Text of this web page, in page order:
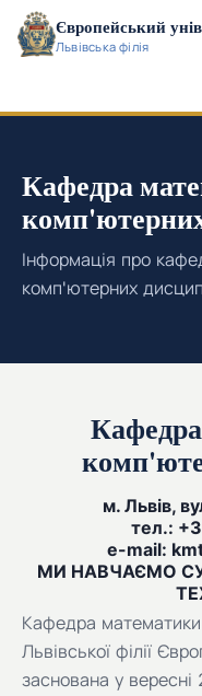
Європейський
Львівська філія
Кафедра
Інформація про
комп'ютерних
м. Львів,
тел.:
e-mail:
МИ НАВЧАЄМО
Кафедра
Львівської філії
заснована у